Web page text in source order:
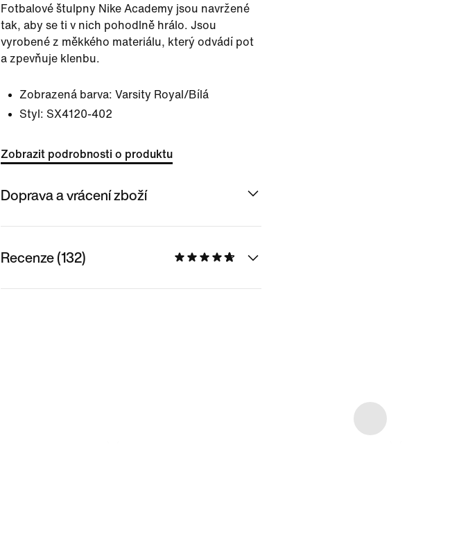
Fotbalové štulpny Nike Academy jsou navržené
tak, aby se ti v nich pohodlně hrálo. Jsou
vyrobené z měkkého materiálu, který odvádí pot
a zpevňuje klenbu.
Zobrazená barva: Varsity Royal/Bílá
Styl: SX4120-402
Zobrazit podrobnosti o produktu
Doprava a vrácení zboží
Recenze (132)